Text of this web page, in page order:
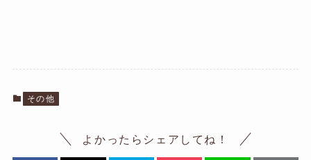
その他
よかったらシェアしてね！